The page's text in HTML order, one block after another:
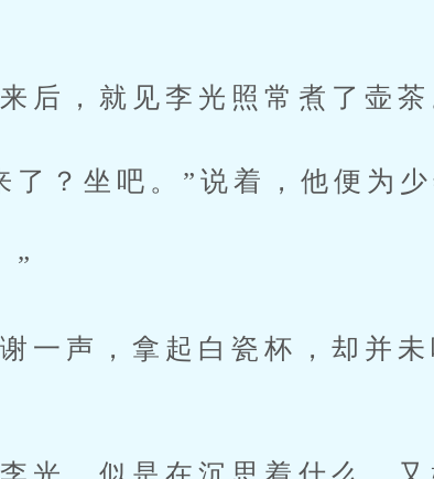
就见李光照常煮了壶茶
坐吧。”说着，他便为少
，拿起白瓷杯，却并未